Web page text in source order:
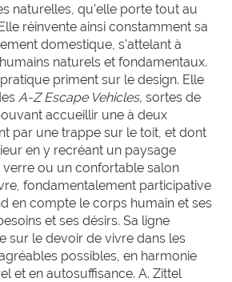
naturelles, qu’elle porte tout au
réinvente ainsi constamment sa
domestique, s’attelant à
naturels et fondamentaux.
priment sur le design. Elle
A-Z Escape Vehicles, sortes de
accueillir une à deux
par une trappe sur le toit, et dont
en y recréant un paysage
ou un confortable salon
fondamentalement participative
en compte le corps humain et ses
et ses désirs. Sa ligne
sur le devoir de vivre dans les
possibles, en harmonie
et en autosuffisance. A. Zittel